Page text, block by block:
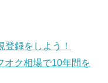
録をしよう！
オク相場で10年間を